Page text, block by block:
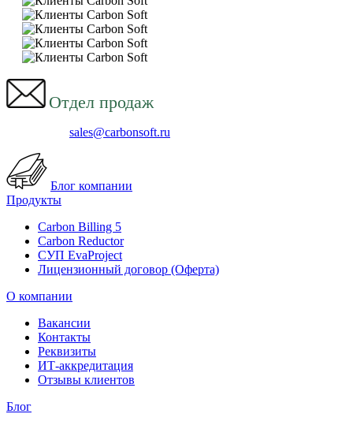
Отдел продаж
sales@carbonsoft.ru
Блог компании
Продукты
Carbon Billing 5
Carbon Reductor
СУП EvaProject
Лицензионный договор (Оферта)
О компании
Вакансии
Контакты
Реквизиты
ИТ-аккредитация
Отзывы клиентов
Блог